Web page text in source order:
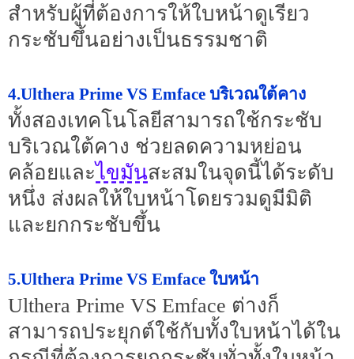
สำหรับผู้ที่ต้องการให้ใบหน้าดูเรียว
กระชับขึ้นอย่างเป็นธรรมชาติ
4.Ulthera Prime VS Emface บริเวณใต้คาง
ทั้งสองเทคโนโลยีสามารถใช้กระชับ
บริเวณใต้คาง ช่วยลดความหย่อน
คล้อยและไขมันสะสมในจุดนี้ได้ระดับ
หนึ่ง ส่งผลให้ใบหน้าโดยรวมดูมีมิติ
และยกกระชับขึ้น
5.Ulthera Prime VS Emface ใบหน้า
Ulthera Prime VS Emface ต่างก็
สามารถประยุกต์ใช้กับทั้งใบหน้าได้ใน